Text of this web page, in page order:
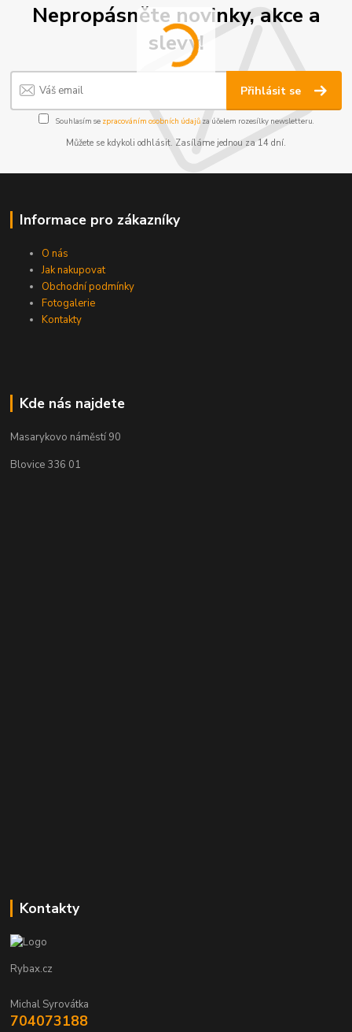
Nepropásněte novinky, akce a
slevy!
Přihlásit se
Souhlasím se zpracováním osobních údajůza účelem rozesílky newsletteru.
Můžete se kdykoli odhlásit. Zasíláme jednou za 14 dní.
Informace pro zákazníky
O nás
Jak nakupovat
Obchodní podmínky
Fotogalerie
Kontakty
Kde nás najdete
Masarykovo náměstí 90
Blovice 336 01
Kontakty
Rybax.cz
Michal Syrovátka
704073188